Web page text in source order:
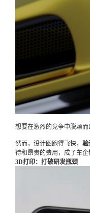
想要在激烈的竞争中脱颖而
然而，设计图跑得飞快， 验
待和昂贵的费用，成了车企
3D打印：打破研发瓶颈